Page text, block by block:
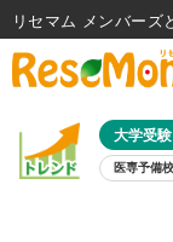
大学受
医専予備
リセマム メンバーズ